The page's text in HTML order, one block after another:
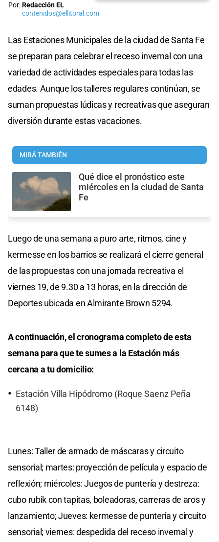
Por:Redacción EL
contenidos@ellitoral.com
Las Estaciones Municipales de la ciudad de Santa Fe
se preparan para celebrar el receso invernal con una
variedad de actividades especiales para todas las
edades. Aunque los talleres regulares continúan, se
suman propuestas lúdicas y recreativas que aseguran
diversión durante estas vacaciones.
MIRÁ TAMBIÉN
Qué dice el pronóstico este
miércoles en la ciudad de Santa
Fe
Luego de una semana a puro arte, ritmos, cine y
kermesse en los barrios se realizará el cierre general
de las propuestas con una jornada recreativa el
viernes 19, de 9.30 a 13 horas, en la dirección de
Deportes ubicada en Almirante Brown 5294.
A continuación, el cronograma completo de esta
semana para que te sumes a la Estación más
cercana a tu domicilio:
Estación Villa Hipódromo (Roque Saenz Peña
6148)
Lunes: Taller de armado de máscaras y circuito
sensorial; martes: proyección de película y espacio de
reflexión; miércoles: Juegos de puntería y destreza:
cubo rubik con tapitas, boleadoras, carreras de aros y
lanzamiento; Jueves: kermesse de puntería y circuito
sensorial; viernes: despedida del receso invernal y